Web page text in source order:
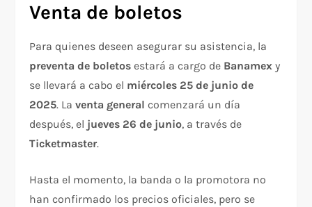
Venta de boletos
Para quienes deseen asegurar su asistencia, la
preventa de boletos estará a cargo de Banamex y
se llevará a cabo el miércoles 25 de junio de
2025. Laventa general comenzará un día
después, el jueves 26 de junio, a través de
Ticketmaster.
Hasta el momento, la banda o la promotora no
han confirmado los precios oficiales, pero se